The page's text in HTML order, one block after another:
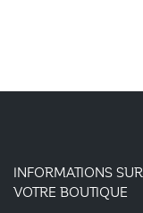
INFORMATIONS SUR
VOTRE BOUTIQUE